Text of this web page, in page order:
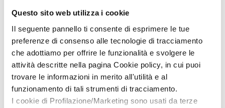
Questo sito web utilizza i cookie
Il seguente pannello ti consente di esprimere le tue
preferenze di consenso alle tecnologie di tracciamento
che adottiamo per offrire le funzionalità e svolgere le
attività descritte nella pagina Cookie policy, in cui puoi
trovare le informazioni in merito all'utilità e al
funzionamento di tali strumenti di tracciamento.
I cookie di Profilazione/Marketing sono usati da terze
vigente in materia di sicurezza.
La sicurezza sul lavoro: regole e modalità di
comportamento (generali e specifiche).
SONO INTERESSATO
CONDIVIDI